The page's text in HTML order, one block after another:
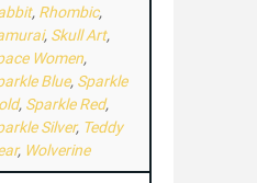
, Rhombic,
, Skull Art,
Women,
Blue, Sparkle
, Sparkle Red,
Silver, Teddy
, Wolverine